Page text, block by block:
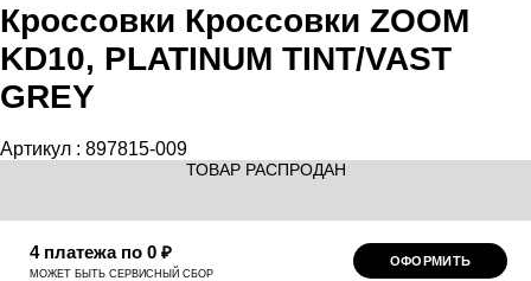
Кроссовки Кроссовки ZOOM
KD10, PLATINUM TINT/VAST
GREY
Артикул : 897815-009
ТОВАР РАСПРОДАН
4 платежа по 0 ₽
МОЖЕТ БЫТЬ СЕРВИСНЫЙ СБОР
ОФОРМИТЬ